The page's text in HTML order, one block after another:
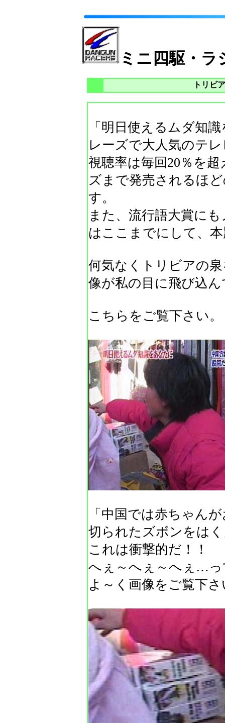
ミニ四駆・
トリビ
「明日使えるムダ知
レーズで大人気のテ
視聴率は毎回20％を超
ズまで発売されるほ
す。
また、流行語大賞に
はここまでにして、
何気なくトリビアの
像が私の目に飛び込
こちらをご覧下さい。
「中国では赤ちゃん
切られたズボンをは
これは衝撃的だ！！
へぇ～へぇ～へぇ…っ
よ～く画像をご覧下さ